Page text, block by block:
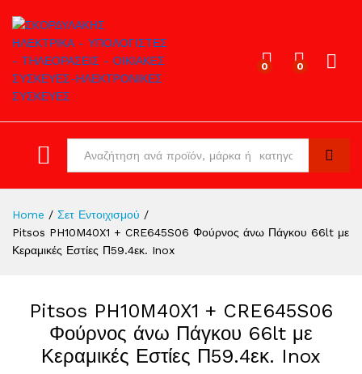
0 0
Search
Home / Σετ Εντοιχισμού /
Pitsos PH10M40X1 + CRE645S06 Φούρνος άνω Πάγκου 66lt με
Κεραμικές Εστίες Π59.4εκ. Inox
Pitsos PH10M40X1 + CRE645S06
Φούρνος άνω Πάγκου 66lt με
Κεραμικές Εστίες Π59.4εκ. Inox